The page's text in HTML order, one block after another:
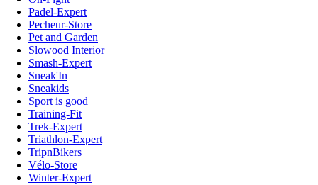
Padel-Expert
Pecheur-Store
Pet and Garden
Slowood Interior
Smash-Expert
Sneak'In
Sneakids
Sport is good
Training-Fit
Trek-Expert
Triathlon-Expert
TripnBikers
Vélo-Store
Winter-Expert